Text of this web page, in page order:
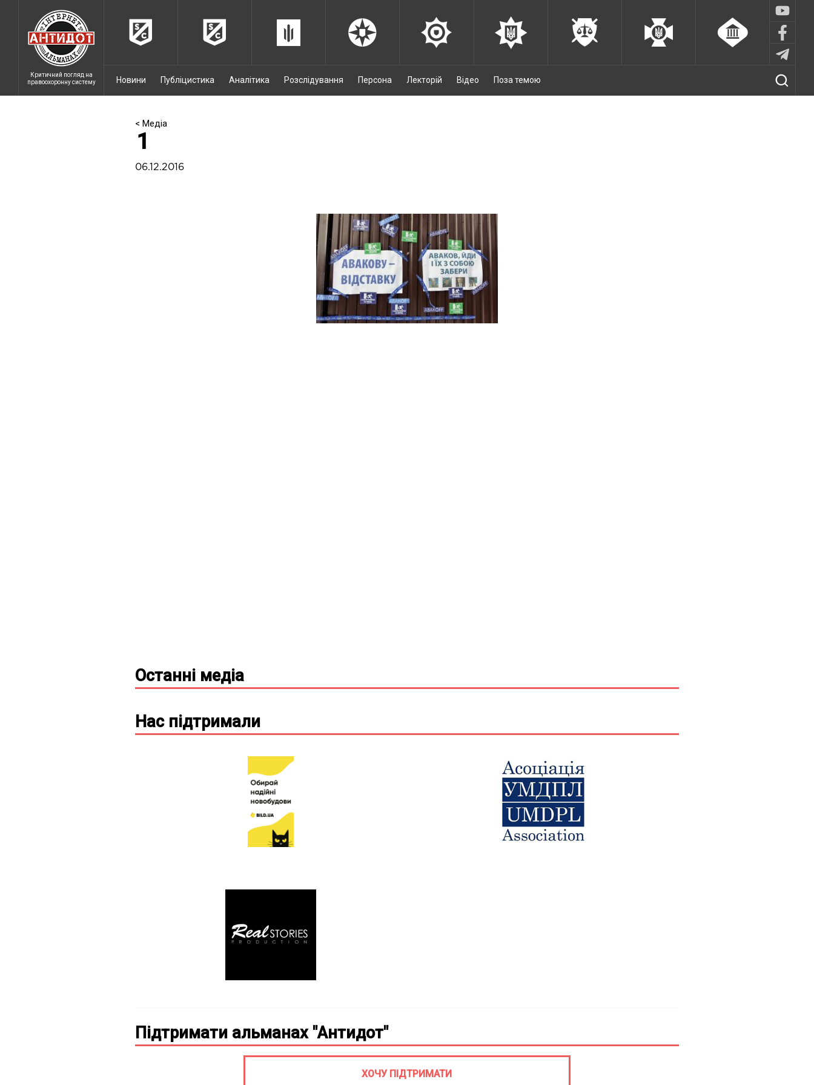
Критичний погляд на
правоохоронну систему
Новини Публіцистика Аналітика Розслідування Персона Лекторій Відео Поза темою
< Медіа
1
06.12.2016
Останні медіа
Нас підтримали
Підтримати альманах "Антидот"
ХОЧУ ПІДТРИМАТИ